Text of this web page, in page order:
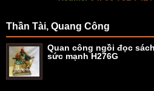
Thần Tài, Quang Công
Quan công ngồi đọc
sức mạnh H276G